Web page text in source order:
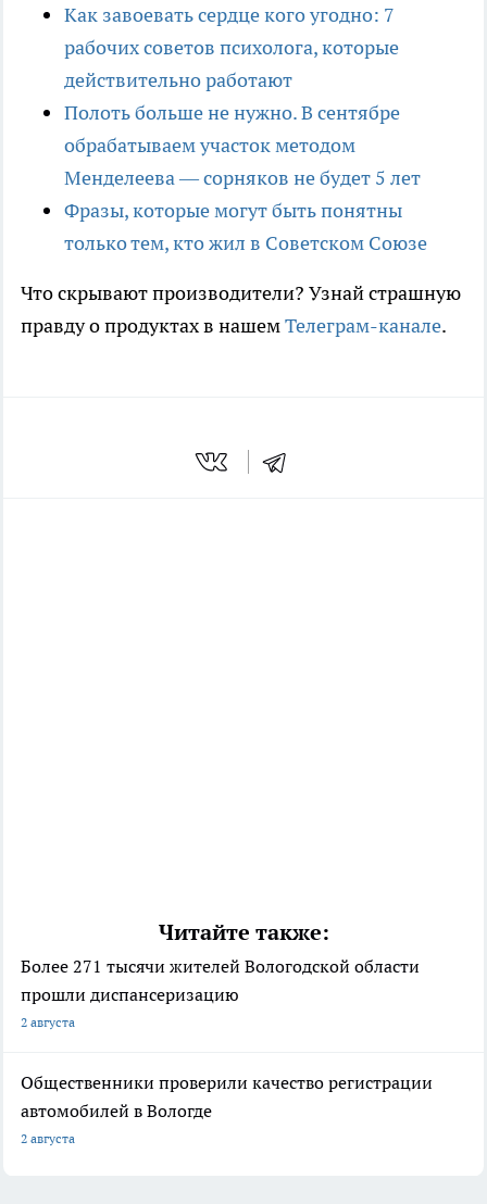
Как завоевать сердце кого угодно: 7
рабочих советов психолога, которые
действительно работают
Полоть больше не нужно. В сентябре
обрабатываем участок методом
Менделеева — сорняков не будет 5 лет
Фразы, которые могут быть понятны
только тем, кто жил в Советском Союзе
Что скрывают производители? Узнай страшную
правду о продуктах в нашемТелеграм-канале.
Читайте также:
Более 271 тысячи жителей Вологодской области
прошли диспансеризацию
2 августа
Общественники проверили качество регистрации
автомобилей в Вологде
2 августа